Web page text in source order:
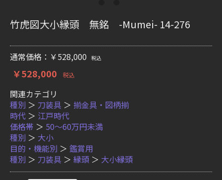
竹虎図大小縁頭 無銘 -Mumei- 14-276
通常価格：￥528,000 税込
￥528,000 税込
関連カテゴリ
種別 ＞ 刀装具 ＞ 揃金具・図柄揃
時代 ＞ 江戸時代
価格帯 ＞ 50〜60万円未満
種別 ＞ 大小
目的・機能別 ＞ 鑑賞用
種別 ＞ 刀装具 ＞ 縁頭 ＞ 大小縁頭